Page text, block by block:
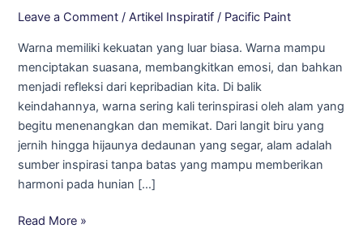
Leave a Comment /Artikel Inspiratif / Pacific Paint
Warna memiliki kekuatan yang luar biasa. Warna mampu
menciptakan suasana, membangkitkan emosi, dan bahkan
menjadi refleksi dari kepribadian kita. Di balik
keindahannya, warna sering kali terinspirasi oleh alam yang
begitu menenangkan dan memikat. Dari langit biru yang
jernih hingga hijaunya dedaunan yang segar, alam adalah
sumber inspirasi tanpa batas yang mampu memberikan
harmoni pada hunian […]
Alam
Impian
Anda!
Read More »